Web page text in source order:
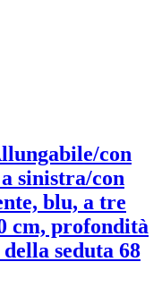
con
sinistra/con
blu, a tre
cm, profondità
seduta 68